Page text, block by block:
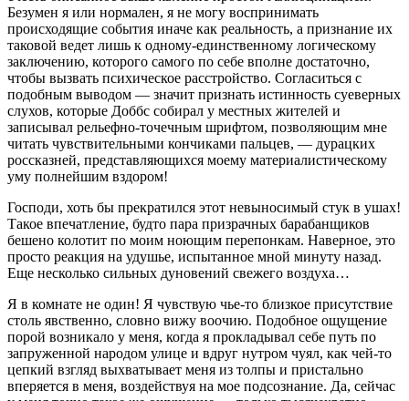
Безумен я или нормален, я не могу воспринимать
происходящие события иначе как реальность, а признание их
таковой ведет лишь к одному-единственному логическому
заключению, которого самого по себе вполне достаточно,
чтобы вызвать психическое расстройство. Согласиться с
подобным выводом — значит признать истинность суеверных
слухов, которые Доббс собирал у местных жителей и
записывал рельефно-точечным шрифтом, позволяющим мне
читать чувствительными кончиками пальцев, — дурацких
россказней, представляющихся моему материалистическому
уму полнейшим вздором!
Господи, хоть бы прекратился этот невыносимый стук в ушах!
Такое впечатление, будто пара призрачных барабанщиков
бешено колотит по моим ноющим перепонкам. Наверное, это
просто реакция на удушье, испытанное мной минуту назад.
Еще несколько сильных дуновений свежего воздуха…
Я в комнате не один! Я чувствую чье-то близкое присутствие
столь явственно, словно вижу воочию. Подобное ощущение
порой возникало у меня, когда я прокладывал себе путь по
запруженной народом улице и вдруг нутром чуял, как чей-то
цепкий взгляд выхватывает меня из толпы и пристально
вперяется в меня, воздействуя на мое подсознание. Да, сейчас